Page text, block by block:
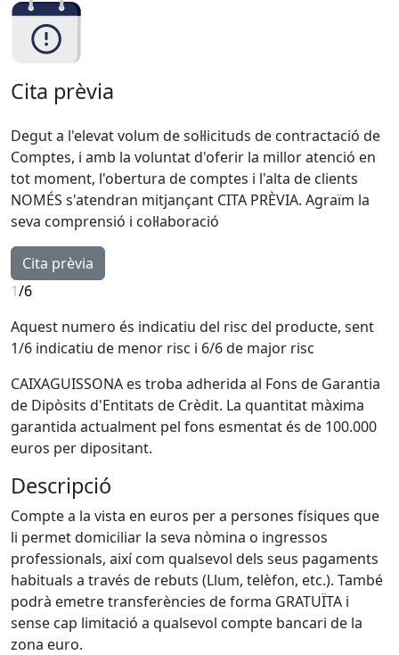
Cita prèvia
Degut a l'elevat volum de sol·licituds de contractació de
Comptes, i amb la voluntat d'oferir la millor atenció en
tot moment, l'obertura de comptes i l'alta de clients
NOMÉS s'atendran mitjançant CITA PRÈVIA. Agraïm la
seva comprensió i col·laboració
Cita prèvia
1/6
Aquest numero és indicatiu del risc del producte, sent
1/6 indicatiu de menor risc i 6/6 de major risc
CAIXAGUISSONA es troba adherida al Fons de Garantia
de Dipòsits d'Entitats de Crèdit. La quantitat màxima
garantida actualment pel fons esmentat és de 100.000
euros per dipositant.
Descripció
Compte a la vista en euros per a persones físiques que
li permet domiciliar la seva nòmina o ingressos
professionals, així com qualsevol dels seus pagaments
habituals a través de rebuts (Llum, telèfon, etc.). També
podrà emetre transferències de forma GRATUÏTA i
sense cap limitació a qualsevol compte bancari de la
zona euro.